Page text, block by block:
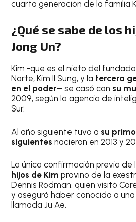
cuarta generación de la familia
¿Qué se sabe de los
Jong Un?
Kim -que es el nieto del
Norte, Kim Il Sung, y la tercera
en el poder– se casó con su
2009, según la agencia de
Sur.
Al año siguiente tuvo a su
siguientesnacieron en 2013 y
La única confirmación previa de
hijos de Kim provino de la
Dennis Rodman, quien visitó
y aseguró haber conocido a
llamada Ju Ae.